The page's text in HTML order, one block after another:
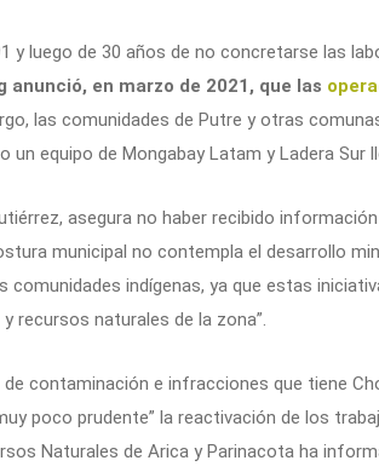
y luego de 30 años de no concretarse las
anunció, en marzo de 2021, que las
las comunidades de Putre y otras
un equipo de Mongabay Latam y Ladera Sur
asegura no haber recibido
municipal no contempla el desarrollo
comunidades indígenas, ya que estas
recursos naturales de la zona”.
contaminación e infracciones que tiene
poco prudente” la reactivación de los
Naturales de Arica y Parinacota ha